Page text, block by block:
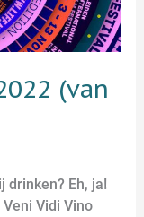
drinken? Eh, ja!
Vidi Vino